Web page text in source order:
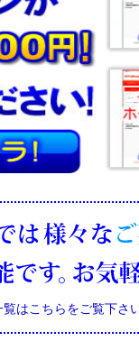
はこちらをご覧下さい